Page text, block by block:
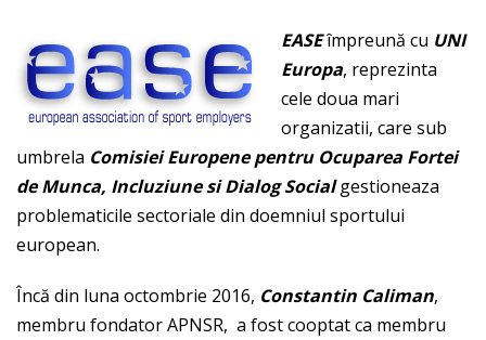
EASEîmpreună cu UNI
Europa, reprezinta
cele doua mari
organizatii, care sub
umbrela Comisiei Europene pentru Ocuparea Fortei
de Munca, Incluziune si Dialog Socialgestioneaza
problematicile sectoriale din doemniul sportului
european.
Încă din luna octombrie 2016, Constantin Caliman,
membru fondator APNSR, a fost cooptat ca membru